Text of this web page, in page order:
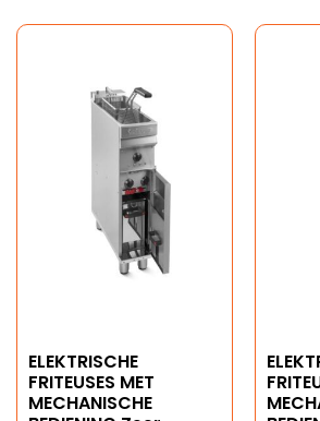
ELEKTRISCHE
FRITEUSES MET
MECHANISCHE